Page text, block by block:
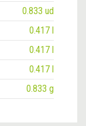
0.833 ud
0.417 l
0.417 l
0.417 l
0.833 g